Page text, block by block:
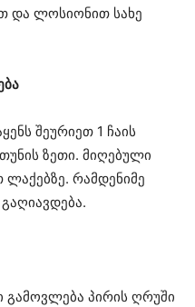
და ლოსიონით სახე
შეურიეთ 1 ჩაის
ზეთი. მიღებული
ლაქებზე. რამდენიმე
გამოვლება პირის ღრუში